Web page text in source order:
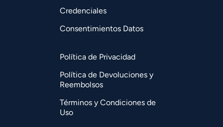
Credenciales
Consentimientos Datos
Política de Privacidad
Política de Devoluciones y
Reembolsos
Términos y Condiciones de
Uso